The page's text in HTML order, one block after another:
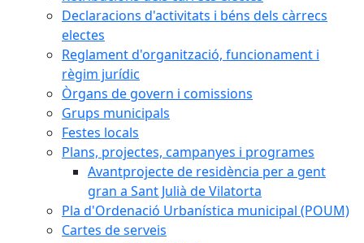
Declaracions d'activitats i béns dels càrrecs
electes
Reglament d'organització, funcionament i
règim jurídic
Òrgans de govern i comissions
Grups municipals
Festes locals
Plans, projectes, campanyes i programes
Avantprojecte de residència per a gent
gran a Sant Julià de Vilatorta
Pla d'Ordenació Urbanística municipal (POUM)
Cartes de serveis